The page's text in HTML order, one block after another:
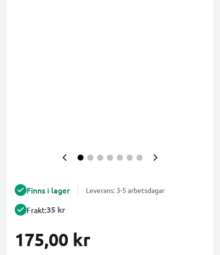
Finns i lager Leverans: 3-5 arbetsdagar
Frakt:35 kr
175,00 kr